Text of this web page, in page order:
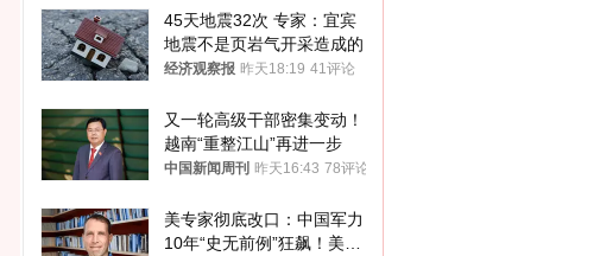
45天地震32次 专家：宜宾
地震不是页岩气开采造成的
经济观察报 昨天18:19 41评论
又一轮高级干部密集变动！
越南“重整江山”再进一步
中国新闻周刊 昨天16:43 78评论
美专家彻底改口：中国军力
10年“史无前例”狂飙！美军